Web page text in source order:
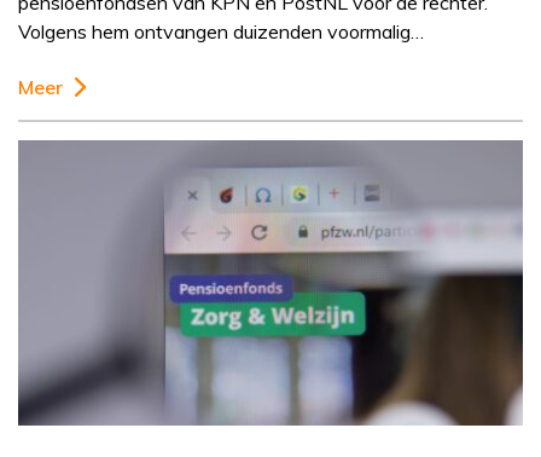
Volgens hem ontvangen duizenden voormalig…
Meer